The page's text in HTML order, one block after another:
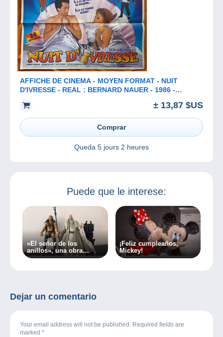
AFFICHE DE CINEMA - MOYEN FORMAT - NUIT
D'IVRESSE - REAL : BERNARD NAUER - 1986 -
± 13,87 $US
Comprar
Queda 5 jours 2 heures
Puede que le interese:
«El señor de los
anillos», una obra
influyente desde hace
¡Feliz cumpleaños,
Mickey!
Dejar un comentario
Your email address will not be published. Required fields are
marked *